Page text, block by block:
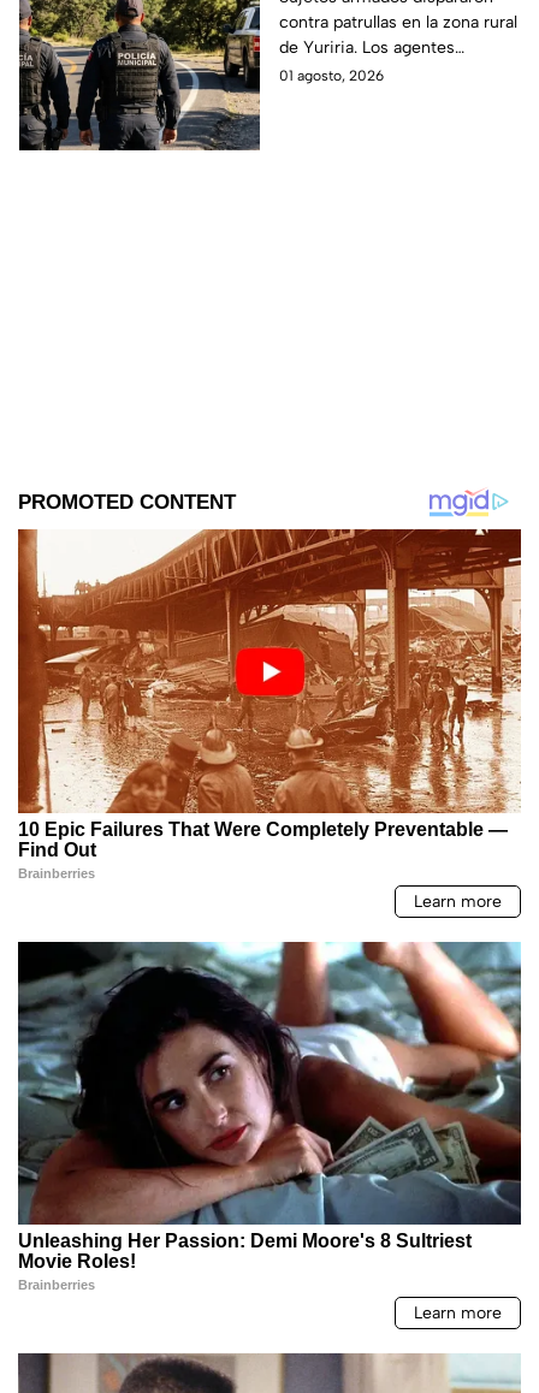
contra patrullas en la zona rural
de Yuriria. Los agentes
repelieron la agresión.
01 agosto, 2026